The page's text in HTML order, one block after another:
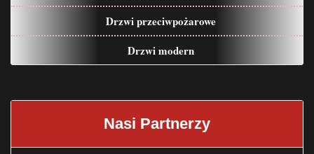
Drzwi przeciwpożarowe
Drzwi modern
Nasi Partnerzy